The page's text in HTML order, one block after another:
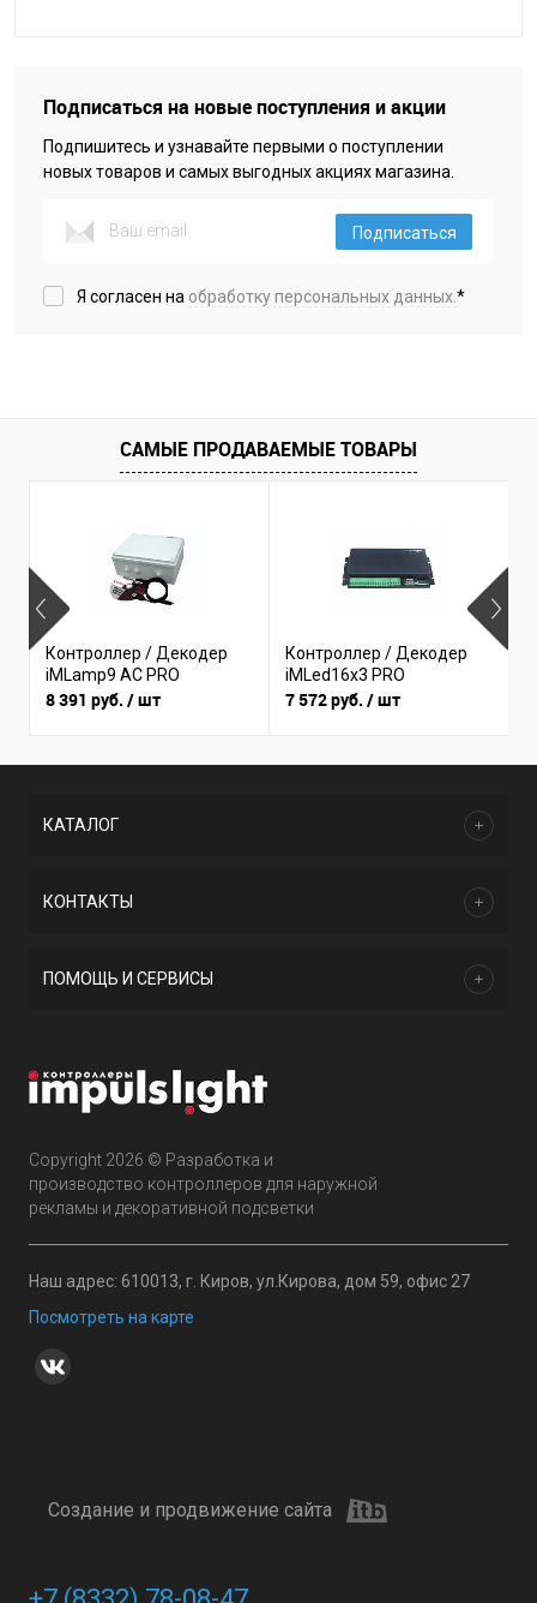
Подписаться на новые поступления и акции
Подпишитесь и узнавайте первыми о поступлении
новых товаров и самых выгодных акциях магазина.
Подписаться
Я согласен на обработку персональных данных.*
САМЫЕ ПРОДАВАЕМЫЕ ТОВАРЫ
Контроллер / Декодер
iMLamp9 AC PRO
8 391 руб. / шт
Контроллер / Декодер
iMLed16x3 PRO
7 572 руб. / шт
Copyright 2026 © Разработка и
производство контроллеров для наружной
рекламы и декоративной подсветки
Наш адрес: 610013, г. Киров, ул.Кирова, дом 59, офис 27
Посмотреть на карте
Создание и продвижение сайта
КАТАЛОГ
КОНТАКТЫ
ПОМОЩЬ И СЕРВИСЫ